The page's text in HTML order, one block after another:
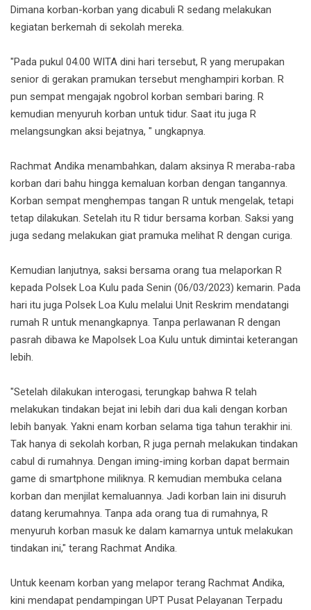
Dimana korban-korban yang dicabuli R sedang melakukan
kegiatan berkemah di sekolah mereka.
"Pada pukul 04.00 WITA dini hari tersebut, R yang merupakan
senior di gerakan pramukan tersebut menghampiri korban. R
pun sempat mengajak ngobrol korban sembari baring. R
kemudian menyuruh korban untuk tidur. Saat itu juga R
melangsungkan aksi bejatnya, " ungkapnya.
Rachmat Andika menambahkan, dalam aksinya R meraba-raba
korban dari bahu hingga kemaluan korban dengan tangannya.
Korban sempat menghempas tangan R untuk mengelak, tetapi
tetap dilakukan. Setelah itu R tidur bersama korban. Saksi yang
juga sedang melakukan giat pramuka melihat R dengan curiga.
Kemudian lanjutnya, saksi bersama orang tua melaporkan R
kepada Polsek Loa Kulu pada Senin (06/03/2023) kemarin. Pada
hari itu juga Polsek Loa Kulu melalui Unit Reskrim mendatangi
rumah R untuk menangkapnya. Tanpa perlawanan R dengan
pasrah dibawa ke Mapolsek Loa Kulu untuk dimintai keterangan
lebih.
"Setelah dilakukan interogasi, terungkap bahwa R telah
melakukan tindakan bejat ini lebih dari dua kali dengan korban
lebih banyak. Yakni enam korban selama tiga tahun terakhir ini.
Tak hanya di sekolah korban, R juga pernah melakukan tindakan
cabul di rumahnya. Dengan iming-iming korban dapat bermain
game di smartphone miliknya. R kemudian membuka celana
korban dan menjilat kemaluannya. Jadi korban lain ini disuruh
datang kerumahnya. Tanpa ada orang tua di rumahnya, R
menyuruh korban masuk ke dalam kamarnya untuk melakukan
tindakan ini," terang Rachmat Andika.
Untuk keenam korban yang melapor terang Rachmat Andika,
kini mendapat pendampingan UPT Pusat Pelayanan Terpadu